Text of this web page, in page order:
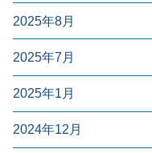
2025年8月
2025年7月
2025年1月
2024年12月